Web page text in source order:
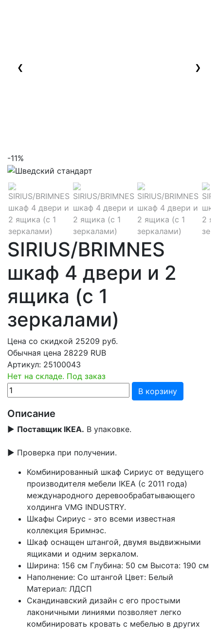
❮ ❯
-11%
SIRIUS/BRIMNES
шкаф 4 двери и 2
ящика (с 1
зеркалами)
Цена со скидкой 25209 руб.
Обычная цена 28229 RUB
Артикул: 25100043
Нет на складе. Под заказ
В корзину
Описание
▶ Поставщик IKEA. В упаковке.
▶ Проверка при получении.
Комбинированный шкаф Сириус от ведущего
производителя мебели IKEA (с 2011 года)
международного деревообрабатывающего
холдинга VMG INDUSTRY.
Шкафы Сириус - это всеми известная
коллекция Бримнэс.
Шкаф оснащен штангой, двумя выдвижными
ящиками и одним зеркалом.
Ширина: 156 см Глубина: 50 см Высота: 190 см
Наполнение: Со штангой Цвет: Белый
Материал: ЛДСП
Скандинавский дизайн с его простыми
лаконичными линиями позволяет легко
комбинировать кровать с мебелью в других